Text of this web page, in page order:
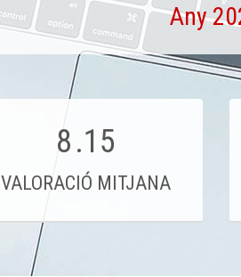
Any
8.15
VALORACIÓ MITJANA